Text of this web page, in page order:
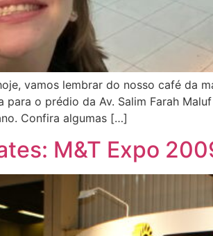
vamos lembrar do nosso café da
para o prédio da Av. Salim Farah
Confira algumas […]
M&T Expo